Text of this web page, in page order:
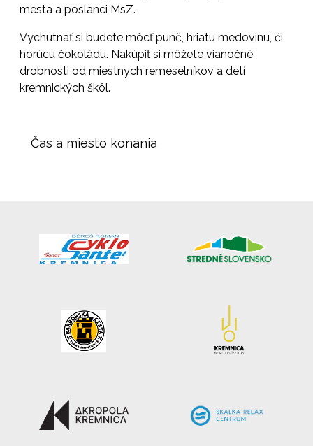
mesta a poslanci MsZ.
Vychutnať si budete môcť punč, hriatu medovinu, či
horúcu čokoládu. Nakúpiť si môžete vianočné
drobnosti od miestnych remeselníkov a detí
kremnických škôl.
Čas a miesto konania